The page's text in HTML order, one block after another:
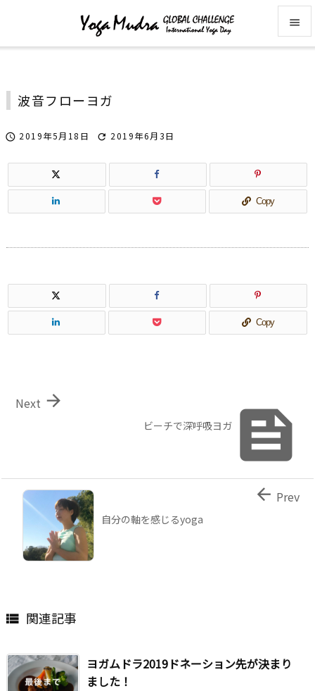



波音フローヨガ
 2019年5月18日  2019年6月3日
Copy
Copy

ビーチで深呼吸ヨガ

Next
自分の軸を感じるyoga
 Prev
 関連記事
ヨガムドラ2019ドネーション先が決まり
ました！